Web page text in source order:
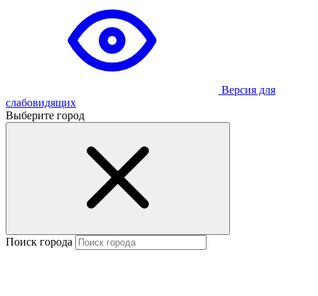
Версия для
слабовидящих
Выберите город
Поиск города